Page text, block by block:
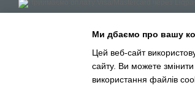
Ми дбаємо про вашу
Цей веб-сайт
сайту. Ви можете
використання файлів